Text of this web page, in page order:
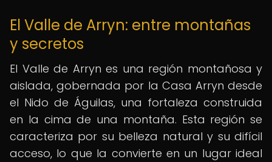
El Valle de Arryn: entre montañas
y secretos
El Valle de Arryn es una región montañosa y
aislada, gobernada por la Casa Arryn desde
el Nido de Águilas, una fortaleza construida
en la cima de una montaña. Esta región se
caracteriza por su belleza natural y su difícil
acceso, lo que la convierte en un lugar ideal